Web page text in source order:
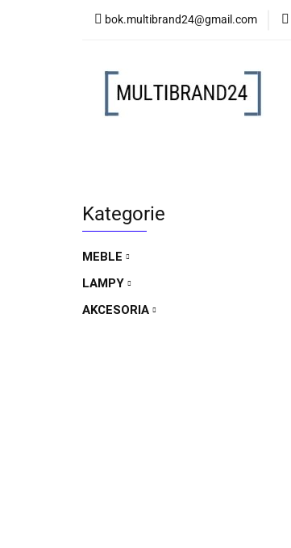
bok.multibrand24@gmail.com
MEBLE
Kategorie
MEBLE
LAMPY
AKCESORIA